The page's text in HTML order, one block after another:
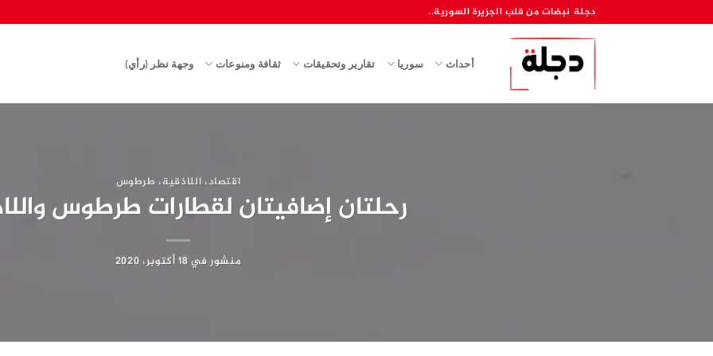
للمحتوى
دجلة نبضات من قلب الجزيرة السورية..
أحداث سوريا تقارير وتحقيقات ثقافة ومنوعات وجهة نظر (رأي)
اقتصاد، اللاذقية، طرطوس
رحلتان إضافيتان لقطارات طرطوس
منشور في18 أكتوبر، 2020